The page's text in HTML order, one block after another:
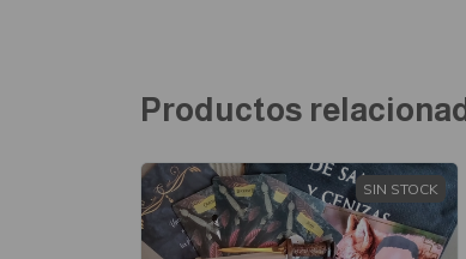
Productos
SIN STOCK